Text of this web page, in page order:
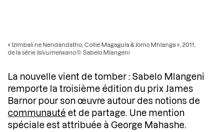
« Izimbali ne Nendandatho, Collie Magagula & Jomo Mhlanga », 2011,
de la série Isivumelwano© Sabelo Mlangeni
La nouvelle vient de tomber : Sabelo Mlangeni
remporte la troisième édition du prix James
Barnor pour son œuvre autour des notions de
communauté et de partage. Une mention
spéciale est attribuée à George Mahashe.